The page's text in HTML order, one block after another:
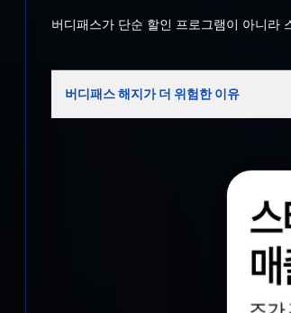
버디패스가 단순 할인 프로그램이 아니
버디패스 해지가 더 위험한 이유